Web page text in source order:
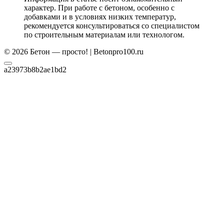
характер. При работе с бетоном, особенно с
добавками и в условиях низких температур,
рекомендуется консультироваться со специалистом
по строительным материалам или технологом.
© 2026 Бетон — просто! | Betonpro100.ru
a23973b8b2ae1bd2